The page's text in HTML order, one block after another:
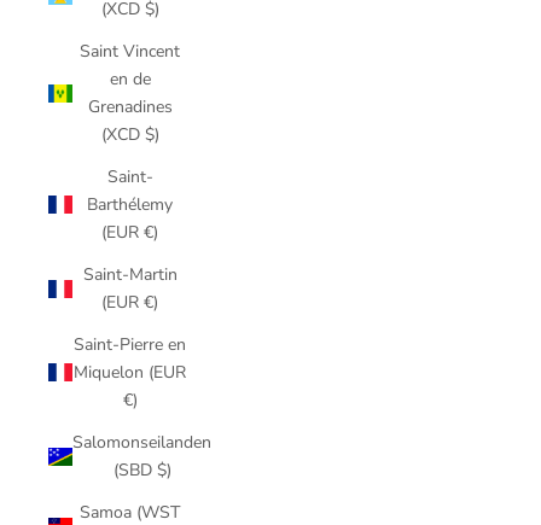
(XCD $)
Saint Vincent
en de
Grenadines
(XCD $)
Saint-
Barthélemy
(EUR €)
Saint-Martin
(EUR €)
Saint-Pierre en
Miquelon (EUR
€)
Salomonseilanden
(SBD $)
Samoa (WST